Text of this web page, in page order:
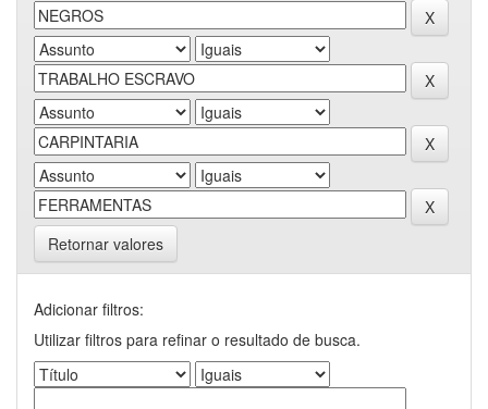
Retornar valores
Adicionar filtros:
Utilizar filtros para refinar o resultado de busca.